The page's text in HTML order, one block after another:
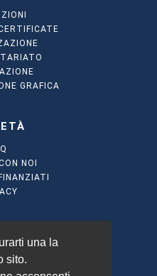
una la
sito.
GRAFICA
NOI